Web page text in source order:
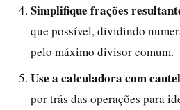
Simplifique frações
que possível, dividindo
pelo máximo divisor comum.
Use a calculadora com
por trás das operações para